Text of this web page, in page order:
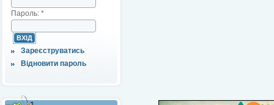
Пароль: *
Зареєструватись
Відновити пароль